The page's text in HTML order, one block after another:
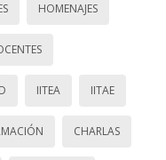
HOMENAJES
IITEA IITAE
CHARLAS